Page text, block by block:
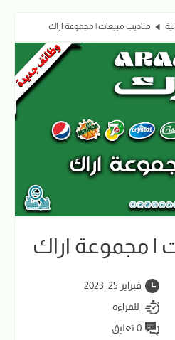
مناديب مبيعات | مجموعة اراك
| مجموعة اراك
فبراير 25, 2023
للقراءة
0 تعليق